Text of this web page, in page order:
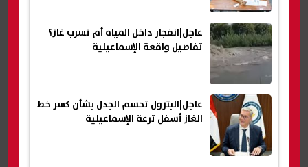
عاجل|انفجار داخل المياه أم تسرب غاز؟
تفاصيل واقعة الإسماعيلية
عاجل|البترول تحسم الجدل بشأن كسر خط
الغاز أسفل ترعة الإسماعيلية